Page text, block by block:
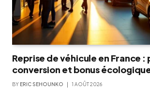
Reprise de véhicule en France :
conversion et bonus
BY ERIC SEHOUNKO 1 AOÛT 2026